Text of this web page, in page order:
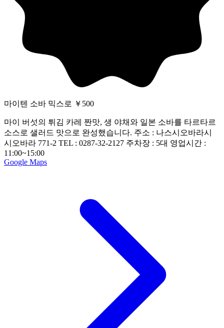
마이텐 소바 믹스로 ￥500
마이 버섯의 튀김 카레 짠맛, 생 야채와 일본 소바를 타르타르
소스로 샐러드 맛으로 완성했습니다. 주소 : 나스시오바라시
시오바라 771-2 TEL : 0287-32-2127 주차장 : 5대 영업시간 :
11:00~15:00
Google Maps